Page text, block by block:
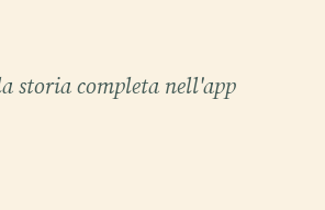
storia completa nell'app